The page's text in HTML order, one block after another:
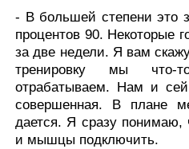
- В большей степени это
процентов 90. Некоторые
за две недели. Я вам
тренировку мы
отрабатываем. Нам и
совершенная. В плане
дается. Я сразу понимаю,
и мышцы подключить.